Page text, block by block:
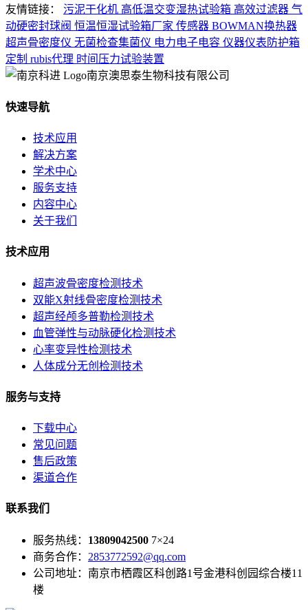
友情链接：
污泥干化机 高低温交变湿热试验箱 高效过滤器 气
动硬密封球阀 恒温恒湿试验箱厂家 传感器 BOWMAN换热器
超声骨密度仪 无菌检查集菌仪 电力电子电容 仪器仪表防护箱
定制 rubis代理 时间压力试验装置
南京澳思泰生物科技有限公司
快速导航
技术应用
解决方案
学术中心
服务支持
内容中心
关于我们
技术应用
超声波骨密度检测技术
双能X射线骨密度检测技术
超声经颅多普勒检测技术
血管弹性与动脉硬化检测技术
心率变异性检测技术
人体成分无创检测技术
服务与支持
下载中心
常见问题
售后政策
渠道合作
联系我们
服务热线： 13809042500 7×24
商务合作： 2853772592@qq.com
公司地址：南京市栖霞区科创路1号金港科创园综合楼11
楼